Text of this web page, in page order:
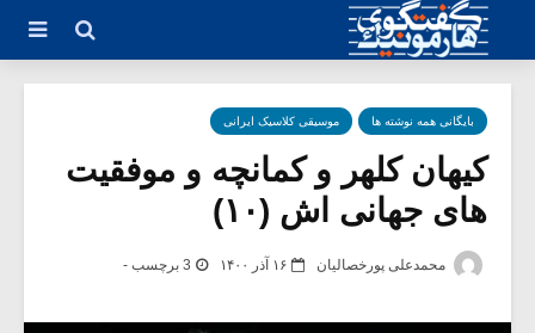
بایگانی همه نوشته ها موسیقی کلاسیک ایرانی
کیهان کلهر و کمانچه و موفقیت
های جهانی اش (۱۰)
محمدعلی پورخصالیان ۱۶ آذر ۱۴۰۰ 3 برچسب -